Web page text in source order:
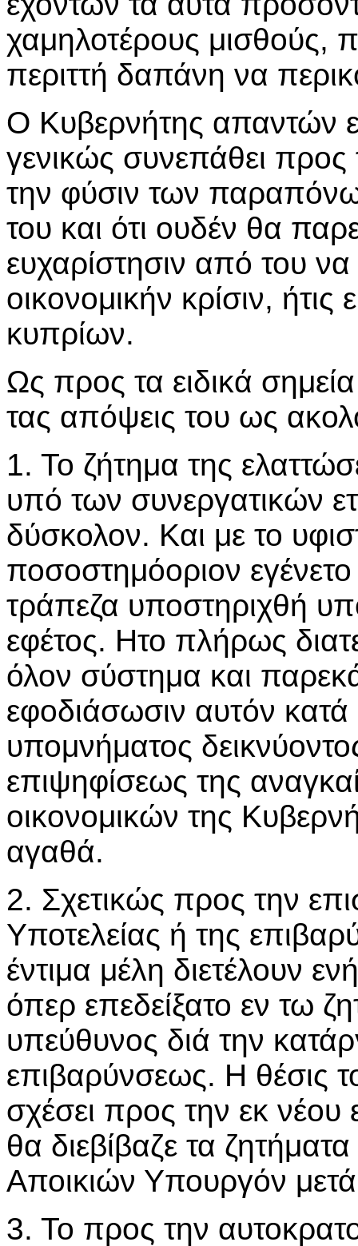
χαμηλοτέρους μισθούς,
περιττή δαπάνη να
Ο Κυβερνήτης απαντών
γενικώς συνεπάθει προς
την φύσιν των
του και ότι ουδέν θα
ευχαρίστησιν από του
οικονομικήν κρίσιν,
κυπρίων.
Ως προς τα ειδικά
τας απόψεις του ως
1. Το ζήτημα της
υπό των συνεργατικών
δύσκολον. Και με το
ποσοστημόοριον
τράπεζα υποστηριχθή
εφέτος. Ητο πλήρως
όλον σύστημα και
εφοδιάσωσιν αυτόν
υπομνήματος
επιψηφίσεως της
οικονομικών της
αγαθά.
2. Σχετικώς προς την
Υποτελείας ή της
έντιμα μέλη διετέλουν
όπερ επεδείξατο εν τω
υπεύθυνος διά την
επιβαρύνσεως. Η θέσις
σχέσει προς την εκ νέου
θα διεβίβαζε τα
Αποικιών Υπουργόν
3. Το προς την